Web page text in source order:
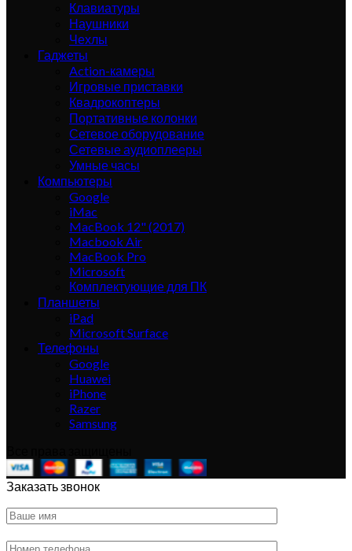
Клавиатуры
Наушники
Чехлы
Гаджеты
Action-камеры
Игровые приставки
Квадрокоптеры
Портативные колонки
Сетевое оборудование
Сетевые аудиоплееры
Умные часы
Компьютеры
Google
iMac
MacBook 12" (2017)
Macbook Air
MacBook Pro
Microsoft
Комплектующие для ПК
Планшеты
iPad
Microsoft Surface
Телефоны
Google
Huawei
iPhone
Razer
Samsung
Заказать звонок